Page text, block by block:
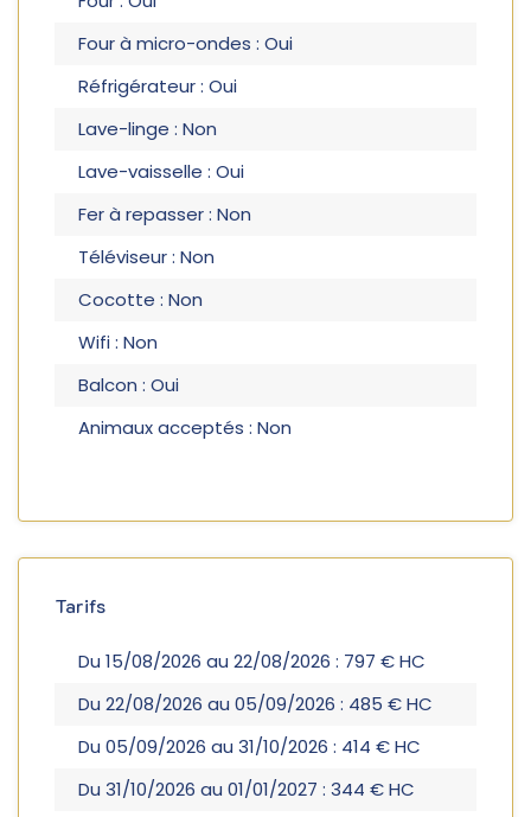
Four à micro-ondes : Oui
Réfrigérateur : Oui
Lave-linge : Non
Lave-vaisselle : Oui
Fer à repasser : Non
Téléviseur : Non
Cocotte : Non
Wifi : Non
Balcon : Oui
Animaux acceptés : Non
Tarifs
Du 15/08/2026 au 22/08/2026 : 797 € HC
Du 22/08/2026 au 05/09/2026 : 485 € HC
Du 05/09/2026 au 31/10/2026 : 414 € HC
Du 31/10/2026 au 01/01/2027 : 344 € HC